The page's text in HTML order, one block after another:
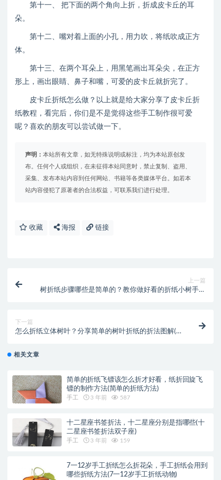
第十一、 把下面的两个角向上折，折成皮卡丘的耳
朵。
第十二、嘴对着上面的小孔，用力吹，将纸吹成正方
体。
第十三、在两个耳朵上，用黑笔画出耳朵尖，在正方
形上，画出眼睛、鼻子和嘴，可爱的皮卡丘就折完了。
皮卡丘折纸怎么做？以上就是给大家分享了皮卡丘折
纸教程，看完后，你们是不是觉得这些手工制作很可爱
呢？喜欢的朋友可以尝试做一下。
声明： 本站所有文章，如无特殊说明或标注，均为本站原创发
布。任何个人或组织，在未征得本站同意时，禁止复制、盗用、
采集、发布本站内容到任何网站、书籍等各类媒体平台。如若本
站内容侵犯了原著者的合法权益，可联系我们进行处理。
收藏 海报 链接
上一篇
树折纸步骤哪些是简单的？教你做好看的折纸小树手工
下一篇
怎么折纸立体树叶？分享简单的树叶折纸的折法图解(立
相关文章
简单的折纸飞镖该怎么折才好看，纸折回旋飞
镖的制作方法(简单的折纸方法)
手工 3 年前 587
十二星座书签折法，十二星座分别是指哪些(十
二星座书签折法双子座)
手工 3 年前 159
7一12岁手工折纸怎么折花朵，手工折纸会用到
哪些折纸方法(7一12岁手工折纸动物)